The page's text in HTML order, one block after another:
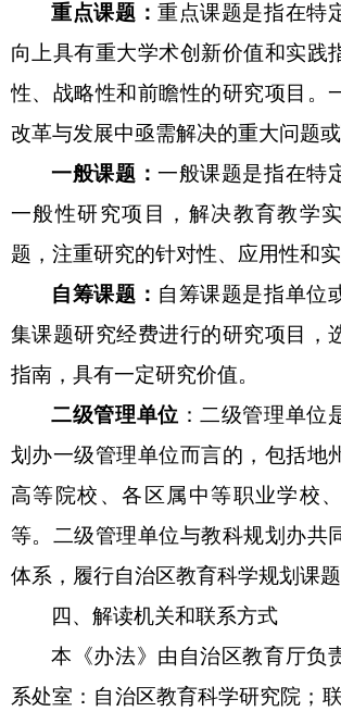
重点课题：重点课题是指在特
向上具有重大学术创新价值和实践
性、战略性和前瞻性的研究项目。
改革与发展中亟需解决的重大问题或
一般课题：一般课题是指在特
一般性研究项目
，解决教育教学
题，注重研究的针对性、应用性和
自筹课题 ： 自筹课题是指单位
集课题研究经费进行的研究项目，
指南，具有一定研究价值。
二级管理单位 ：二级管理单位
划办一级管理单位而言的，包括地
高等院校 、各区属中等职业学校
等。二级管理单位与教科规划办共
体系 ，履行自治区教育科学规划课题
四、解读机关和联系方式
本《办法》由自治区教育厅负
系处室：自治区教育科学研究院；